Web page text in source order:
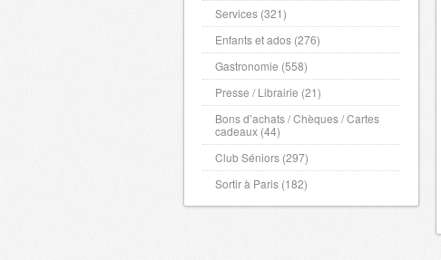
Services (321)
Enfants et ados (276)
Gastronomie (558)
Presse / Librairie (21)
Bons d’achats / Chèques / Cartes
cadeaux (44)
Club Séniors (297)
Sortir à Paris (182)